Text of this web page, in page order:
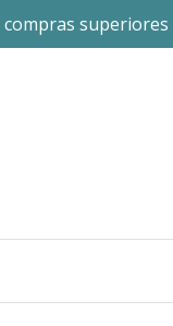
compras superiores